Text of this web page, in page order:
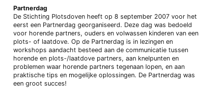
Partnerdag
De Stichting Plotsdoven heeft op 8 september 2007 voor het
eerst een Partnerdag georganiseerd. Deze dag was bedoeld
voor horende partners, ouders en volwassen kinderen van een
plots- of laatdove. Op de Partnerdag is in lezingen en
workshops aandacht besteed aan de communicatie tussen
horende en plots-/laatdove partners, aan knelpunten en
problemen waar horende partners tegenaan lopen, en aan
praktische tips en mogelijke oplossingen. De Partnerdag was
een groot succes!